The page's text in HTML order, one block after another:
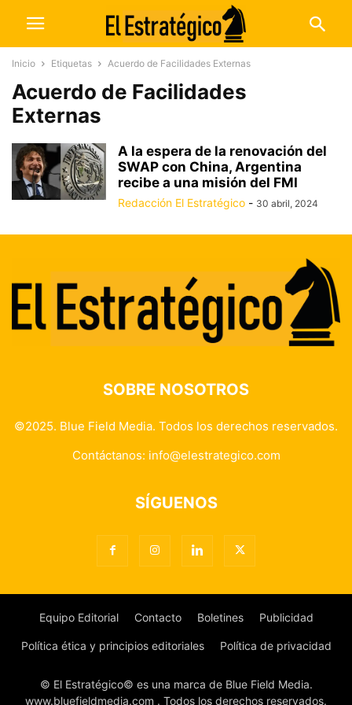
Inicio Etiquetas Acuerdo de Facilidades Externas
Acuerdo de Facilidades
Externas
A la espera de la renovación del
SWAP con China, Argentina
recibe a una misión del FMI
Redacción El Estratégico - 30 abril, 2024
SOBRE NOSOTROS
©2025. Blue Field Media. Todos los derechos reservados.
Contáctanos: info@elestrategico.com
SÍGUENOS
Equipo Editorial Contacto Boletines Publicidad
Política ética y principios editoriales Política de privacidad
© El Estratégico© es una marca de Blue Field Media.
www.bluefieldmedia.com . Todos los derechos reservados.